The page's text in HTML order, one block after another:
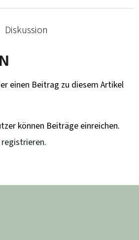
Diskussion
einen Beitrag zu diesem Artikel
können Beiträge einreichen.
registrieren.